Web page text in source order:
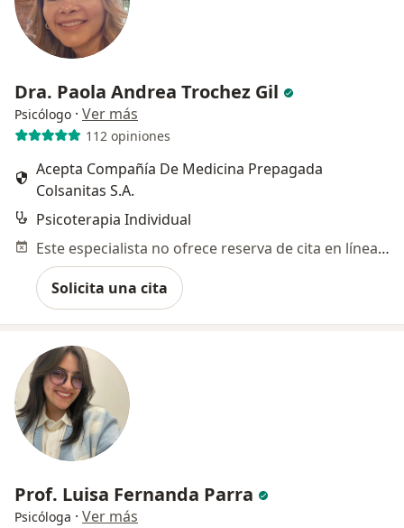
Dra. Paola Andrea Trochez Gil
Psicólogo · Ver más
112 opiniones
Acepta Compañía De Medicina Prepagada
Colsanitas S.A.
Psicoterapia Individual
Este especialista no ofrece reserva de cita en línea en esta dirección.
Solicita una cita
Prof. Luisa Fernanda Parra
Psicóloga · Ver más